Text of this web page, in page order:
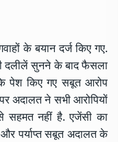
के बयान दर्ज किए गए.
दलीलें सुनने के बाद फैसला
पेश किए गए सबूत आरोप
अदालत ने सभी आरोपियों
सहमत नहीं है. एजेंसी का
पर्याप्त सबूत अदालत के